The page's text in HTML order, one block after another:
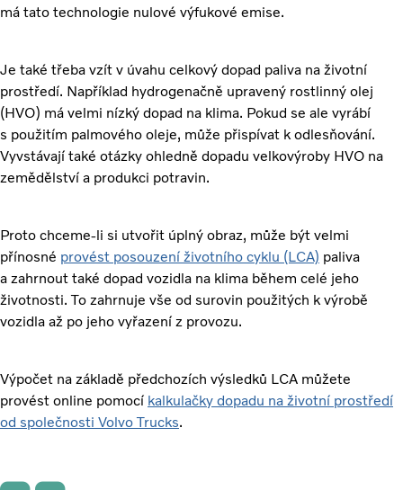
má tato technologie nulové výfukové emise.
Je také třeba vzít v úvahu celkový dopad paliva na životní
prostředí. Například hydrogenačně upravený rostlinný olej
(HVO) má velmi nízký dopad na klima. Pokud se ale vyrábí
s použitím palmového oleje, může přispívat k odlesňování.
Vyvstávají také otázky ohledně dopadu velkovýroby HVO na
zemědělství a produkci potravin.
Proto chceme-li si utvořit úplný obraz, může být velmi
přínosné provést posouzení životního cyklu (LCA) paliva
a zahrnout také dopad vozidla na klima během celé jeho
životnosti. To zahrnuje vše od surovin použitých k výrobě
vozidla až po jeho vyřazení z provozu.
Výpočet na základě předchozích výsledků LCA můžete
provést online pomocí kalkulačky dopadu na životní prostředí
od společnosti Volvo Trucks.